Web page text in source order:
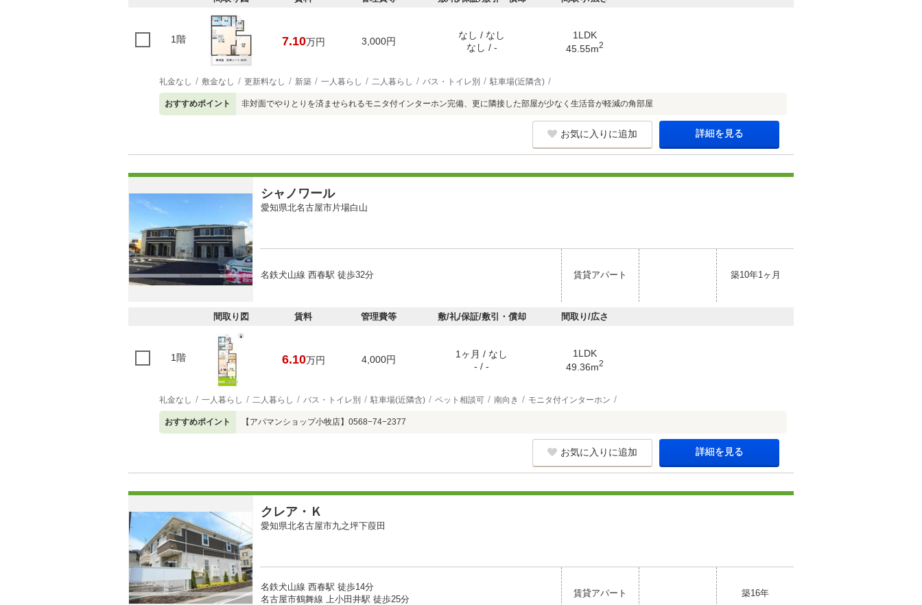
1階 7.10万円 3,000円
なし / なし
なし / -
1LDK
45.55m2
礼金なし 敷金なし 更新料なし 新築 一人暮らし 二人暮らし バス・トイレ別 駐車場(近隣含)
おすすめポイント 非対面でやりとりを済ませられるモニタ付インターホン完備、更に隣接した部屋が少なく生活音が軽減の角部屋
お気に入りに追加 詳細を見る
シャノワール
愛知県北名古屋市片場白山
名鉄犬山線 西春駅 徒歩32分 賃貸アパート 築10年1ヶ月
間取り図 賃料 管理費等 敷/礼/保証/敷引・償却 間取り/広さ
1階 6.10万円 4,000円
1ヶ月 / なし
- / -
1LDK
49.36m2
礼金なし 一人暮らし 二人暮らし バス・トイレ別 駐車場(近隣含) ペット相談可 南向き モニタ付インターホン
おすすめポイント 【アパマンショップ小牧店】0568−74−2377
お気に入りに追加 詳細を見る
クレア・Ｋ
愛知県北名古屋市九之坪下葭田
名鉄犬山線 西春駅 徒歩14分
名古屋市鶴舞線 上小田井駅 徒歩25分
賃貸アパート 築16年